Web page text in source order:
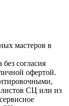
мастеров в
согласия
офертой.
СЦ или из